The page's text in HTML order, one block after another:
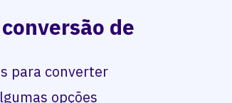
de
para converter
opções